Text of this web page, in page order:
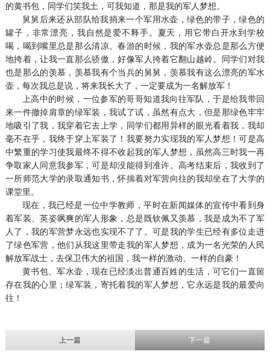
的黄书包，同学们笑我土，可我知道，那是我的军人梦想。
舅舅后来还从部队给我捎来一个军用水壶，绿色的带子，绿色的
罐子，非常漂亮，我自然是爱不释手。夏天，用它带白开水到学校
喝，喝到嘴里总是那么清凉。春游的时候，我的军水壶总是那么方便
地挎着，让我一直那么骄傲，好像军人挎着它翻山越岭。同学们对我
也是那么的羡慕，羡慕我有个当兵的舅舅，羡慕我有这么漂亮的军水
壶，每次我总是说，将来我长大了，一定要成为一名解放军！
上高中的时候，一位参军的哥哥知道我向往军队，于是给我带回
来一件撤掉肩章的绿军装，我试了试，虽然有点大，但是那绿色牢牢
地吸引了我，我穿着它去上学，同学们都用异样的眼光看着我，我却
毫不在乎，我终于穿上军装了！我要努力实现我的军人梦想！可是高
中繁重的学习使我最终不得不收起我的军人梦想，虽然高三时我一再
争取家人同意我参军，可是却没能得到准许。高考结束后，我收到了
一所师范大学的录取通知书，怀揣着对军营向往的我却坐在了大学的
课堂里。
现在，我已经是一位中学教师，平时在新闻媒体的宣传中看到身
着军装、英姿飒爽的军人形象，总是既钦佩又羡慕，我是成为不了军
人了，我的军营梦永远也实现不了了。可是我的学生已经有多位走进
了绿色军营，他们从我这里带走我的军人梦想，成为一名光荣的人民
解放军战士，去保卫伟大的祖国，我一样的激动、一样的自豪！
黄书包、军水壶，现在已经淡出普通百姓的生活，可它们一直留
存在我的心里；绿军装，寄托着我的军人梦想，它永远是我的最爱向
往！
上一篇 下一篇